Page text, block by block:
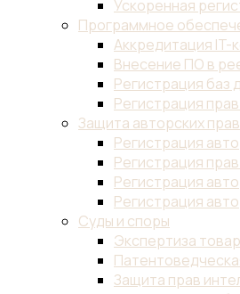
Ускоренная
Программное
Аккредитация IT-
Внесение ПО в
Регистрация баз
Регистрация
Защита авторских прав
Регистрация
Регистрация
Регистрация
Регистрация
Суды и споры
Экспертиза
Защита прав